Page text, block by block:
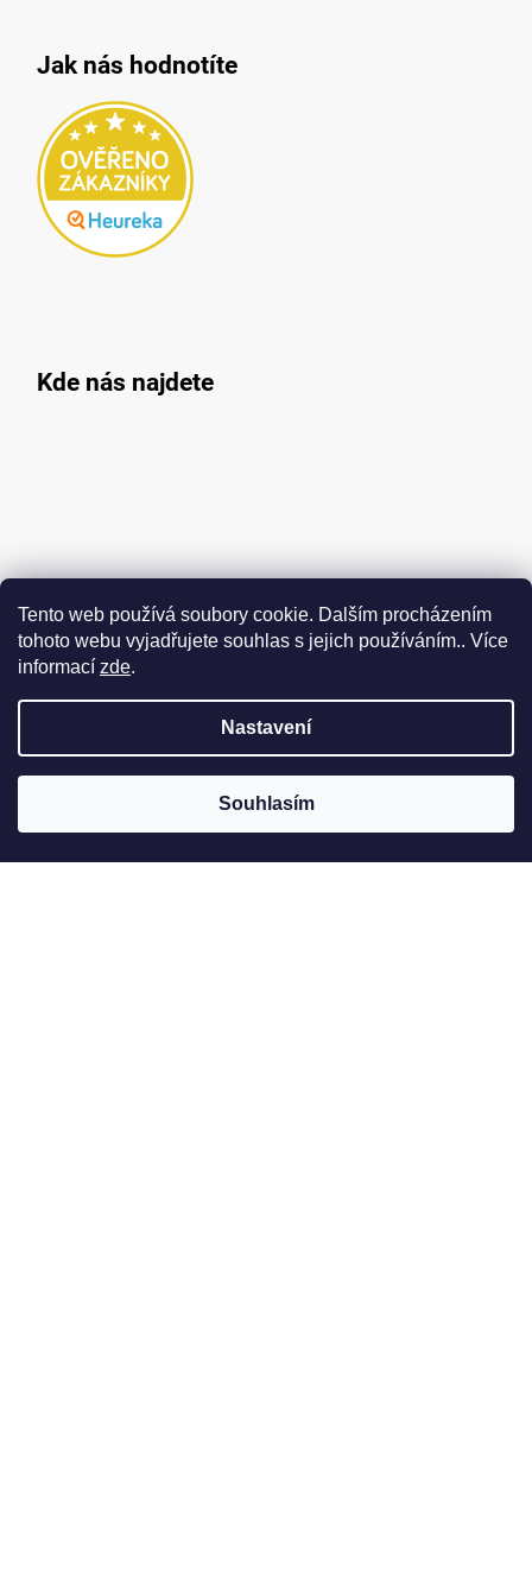
Tento web používá soubory cookie. Dalším procházením
tohoto webu vyjadřujete souhlas s jejich používáním.. Více
informací zde.
Nastavení
Souhlasím
Jak nás hodnotíte
Kde nás najdete